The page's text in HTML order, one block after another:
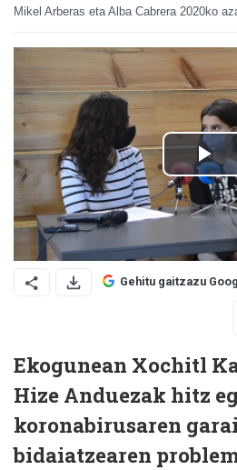
Mikel Arberas eta Alba Cabrera 2020ko
Gehitu gaitzazu
Ekogunean Xochitl
Hize Anduezak hitz
koronabirusaren
bidaiatzearen